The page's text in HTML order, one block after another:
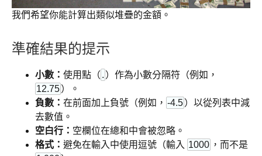
我們希望你能計算出類似堆疊的金額。
準確結果的提示
小數： 使用點（ . ）作為小數分隔符（例如，
12.75）。
負數： 在前面加上負號（例如， -4.5）以從列表中減
去數值。
空白行： 空欄位在總和中會被忽略。
格式： 避免在輸入中使用逗號（輸入 1000 ，而不是